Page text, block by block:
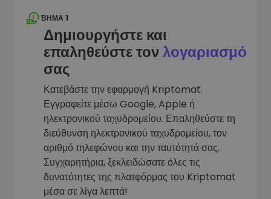
ΒΉΜΑ 1
Δημιουργήστε και
επαληθεύστε τονλογαριασμό
σας
Κατεβάστε την εφαρμογή Kriptomat.
Εγγραφείτε μέσω Google, Apple ή
ηλεκτρονικού ταχυδρομείου. Επαληθεύστε τη
διεύθυνση ηλεκτρονικού ταχυδρομείου, τον
αριθμό τηλεφώνου και την ταυτότητά σας.
Συγχαρητήρια, ξεκλειδώσατε όλες τις
δυνατότητες της πλατφόρμας του Kriptomat
μέσα σε λίγα λεπτά!